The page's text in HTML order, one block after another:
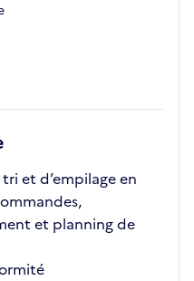
et d’empilage en
et planning de